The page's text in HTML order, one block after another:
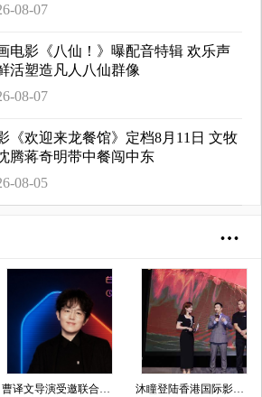
08-07
电影《八仙！》曝配音特辑 欢乐声
活塑造凡人八仙群像
08-07
《欢迎来龙餐馆》定档8月11日 文牧
腾蒋奇明带中餐闯中东
08-05
曹译文导演受邀联合国AI for Good全球峰会 以AI影像传递向善力量